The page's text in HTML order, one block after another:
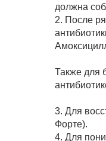
должна
2. После
Также для
3. Для
Форте).
4. Для